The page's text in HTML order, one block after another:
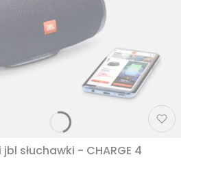
jbl słuchawki - CHARGE 4